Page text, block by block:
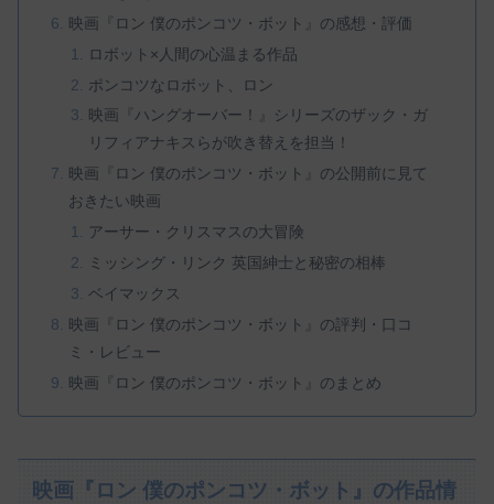
映画『ロン 僕のポンコツ・ボット』の感想・評価
ロボット×人間の心温まる作品
ポンコツなロボット、ロン
映画『ハングオーバー！』シリーズのザック・ガ
リフィアナキスらが吹き替えを担当！
映画『ロン 僕のポンコツ・ボット』の公開前に見て
おきたい映画
アーサー・クリスマスの大冒険
ミッシング・リンク 英国紳士と秘密の相棒
ベイマックス
映画『ロン 僕のポンコツ・ボット』の評判・口コ
ミ・レビュー
映画『ロン 僕のポンコツ・ボット』のまとめ
映画『ロン 僕のポンコツ・ボット』の作品情